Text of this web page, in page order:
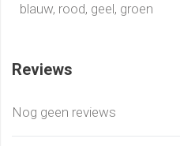
blauw, rood, geel, groen
Reviews
Nog geen reviews